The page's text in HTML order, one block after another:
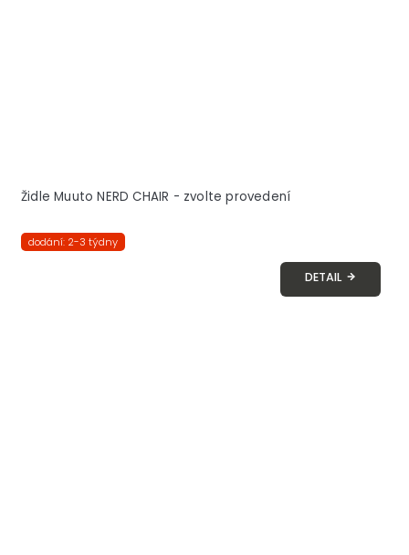
Židle Muuto NERD CHAIR - zvolte provedení
dodání: 2-3 týdny
DETAIL